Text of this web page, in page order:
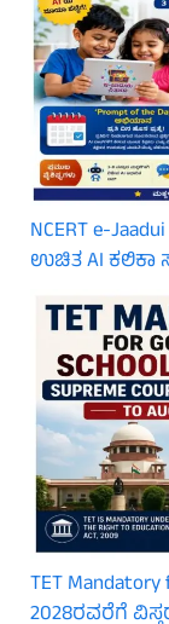
NCERT e-
ಉಚಿತ AI
TET
2028ರವರೆಗೆ